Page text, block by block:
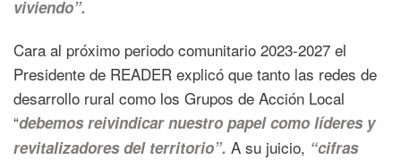
viviendo”.
Cara al próximo periodo comunitario 2023-2027 el
Presidente de READER explicó que tanto las redes de
desarrollo rural como los Grupos de Acción Local
“debemos reivindicar nuestro papel como líderes y
revitalizadores del territorio”. A su juicio, “cifras